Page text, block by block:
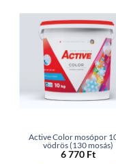
Active Color mosópor
vödrös (130 mosás)
6 770 Ft